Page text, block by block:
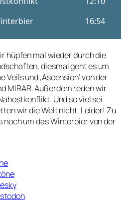
hüpfen mal wieder durch die
diesmal geht es um
Veils und ‚Ascension‘ von der
MIRAR. Außerdem reden wir
Und so viel sei
wir die Welt nicht. Leider! Zu
noch um das Winterbier von der